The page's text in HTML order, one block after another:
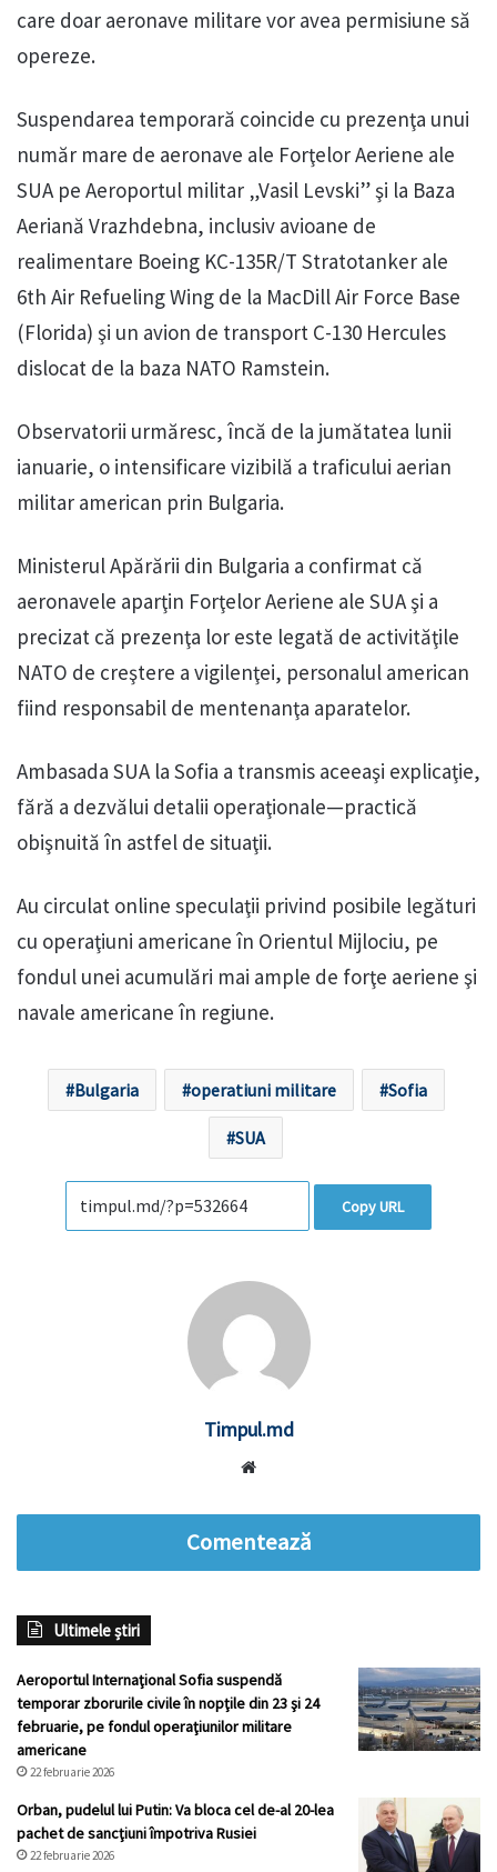
care doar aeronave militare vor avea permisiune să
opereze.
Suspendarea temporară coincide cu prezenţa unui
număr mare de aeronave ale Forţelor Aeriene ale
SUA pe Aeroportul militar „Vasil Levski” şi la Baza
Aeriană Vrazhdebna, inclusiv avioane de
realimentare Boeing KC-135R/T Stratotanker ale
6th Air Refueling Wing de la MacDill Air Force Base
(Florida) şi un avion de transport C-130 Hercules
dislocat de la baza NATO Ramstein.
Observatorii urmăresc, încă de la jumătatea lunii
ianuarie, o intensificare vizibilă a traficului aerian
militar american prin Bulgaria.
Ministerul Apărării din Bulgaria a confirmat că
aeronavele aparţin Forţelor Aeriene ale SUA şi a
precizat că prezenţa lor este legată de activităţile
NATO de creştere a vigilenţei, personalul american
fiind responsabil de mentenanţa aparatelor.
Ambasada SUA la Sofia a transmis aceeaşi explicaţie,
fără a dezvălui detalii operaţionale—practică
obişnuită în astfel de situaţii.
Au circulat online speculaţii privind posibile legături
cu operaţiuni americane în Orientul Mijlociu, pe
fondul unei acumulări mai ample de forţe aeriene şi
navale americane în regiune.
Bulgaria operatiuni militare Sofia
SUA
Copy URL
Timpul.md
Comentează
Ultimele știri
Aeroportul Internaţional Sofia suspendă
temporar zborurile civile în nopţile din 23 şi 24
februarie, pe fondul operaţiunilor militare
americane
22 februarie 2026
Orban, pudelul lui Putin: Va bloca cel de-al 20-lea
pachet de sancţiuni împotriva Rusiei
22 februarie 2026